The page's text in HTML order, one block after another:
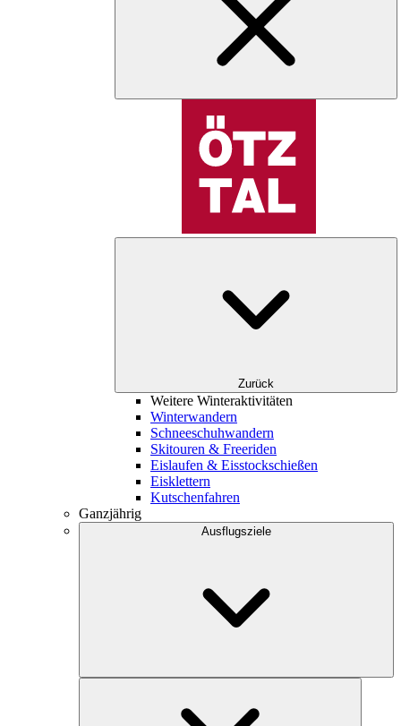
Zurück
Weitere Winteraktivitäten
Winterwandern
Schneeschuhwandern
Skitouren & Freeriden
Eislaufen & Eisstockschießen
Eisklettern
Kutschenfahren
Ganzjährig
Ausflugsziele